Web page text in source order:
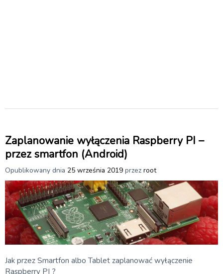
Zaplanowanie wyłączenia Raspberry PI –
przez smartfon (Android)
Opublikowany dnia 25 września 2019 przez root
Jak przez Smartfon albo Tablet zaplanować wyłączenie
Raspberry PI ?